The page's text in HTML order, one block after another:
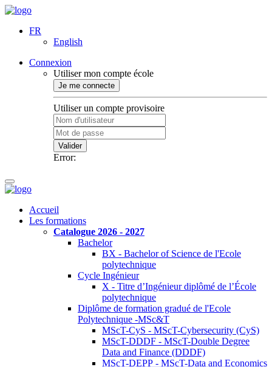
FR
English
Connexion
Utiliser mon compte école
Je me connecte
Utiliser un compte provisoire
Valider
Error:
Accueil
Les formations
Catalogue 2026 - 2027
Bachelor
BX - Bachelor of Science de l'Ecole
polytechnique
Cycle Ingénieur
X - Titre d’Ingénieur diplômé de l’École
polytechnique
Diplôme de formation gradué de l'Ecole
Polytechnique -MSc&T
MScT-CyS - MScT-Cybersecurity (CyS)
MScT-DDDF - MScT-Double Degree
Data and Finance (DDDF)
MScT-DEPP - MScT-Data and Economics